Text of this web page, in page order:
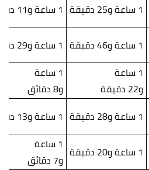
1 ساعة و25 دقيقة 1 ساعة و11 دقيقة
1 ساعة و46 دقيقة 1 ساعة و29 دقيقة
1 ساعة
و22 دقيقة
1 ساعة
و8 دقائق
1 ساعة و28 دقيقة 1 ساعة و13 دقيقة
1 ساعة و20 دقيقة
1 ساعة
و7 دقائق